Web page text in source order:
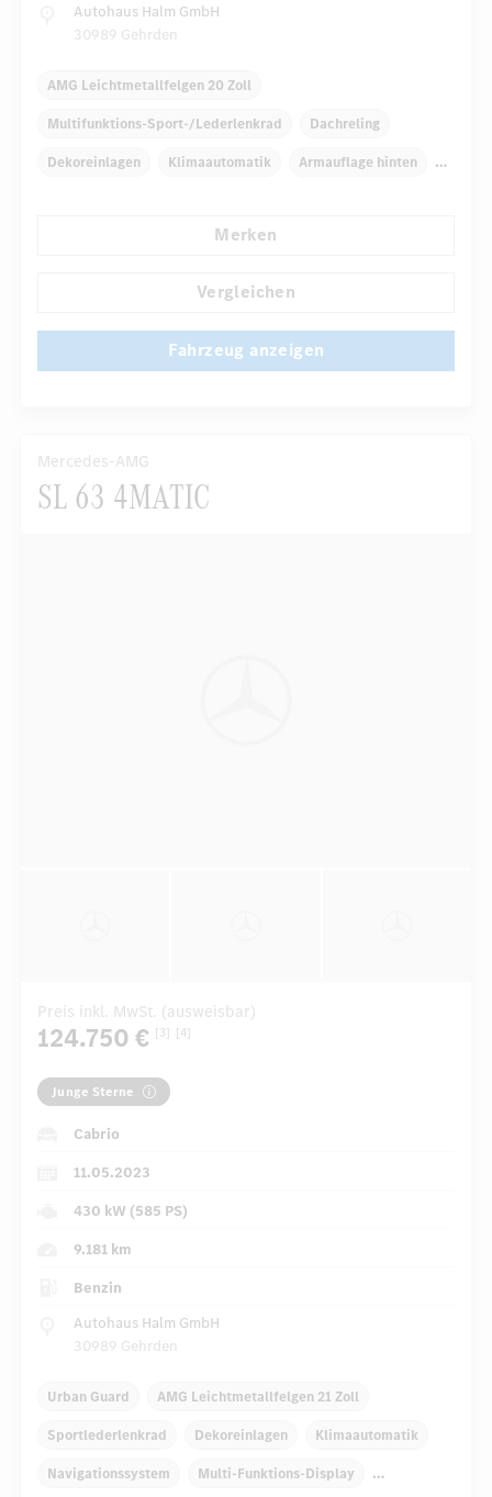
Autohaus Halm GmbH
30989 Gehrden
AMG Leichtmetallfelgen 20 Zoll
Multifunktions-Sport-/Lederlenkrad Dachreling
Dekoreinlagen Klimaautomatik Armauflage hinten
Automatisch abblendender Innenspiegel
Merken
Vergleichen
Fahrzeug anzeigen
Mercedes-AMG
SL 63 4MATIC
Preis inkl. MwSt. (ausweisbar)
124.750 € [3] [4]
Junge Sterne
Cabrio
11.05.2023
430 kW (585 PS)
9.181 km
Benzin
Autohaus Halm GmbH
30989 Gehrden
Urban Guard AMG Leichtmetallfelgen 21 Zoll
Sportlederlenkrad Dekoreinlagen Klimaautomatik
Navigationssystem Multi-Funktions-Display